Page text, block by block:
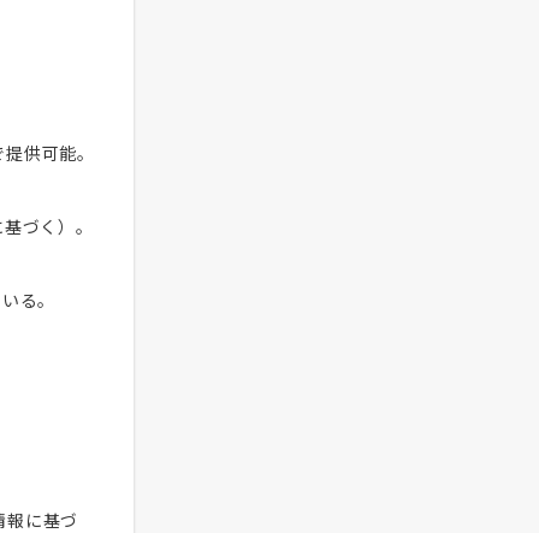
供可能。
づく）。
る。
報に基づ